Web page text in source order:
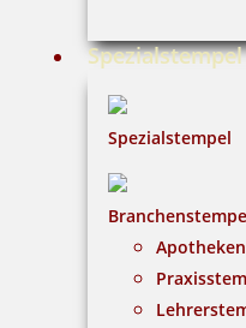
Spezialstempel
Spezialstempel